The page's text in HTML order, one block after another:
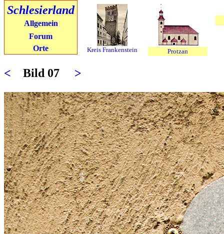
Protzan
Kreis Frankenstein
Schlesierland
Allgemein
Forum
Orte
< Bild 07 >